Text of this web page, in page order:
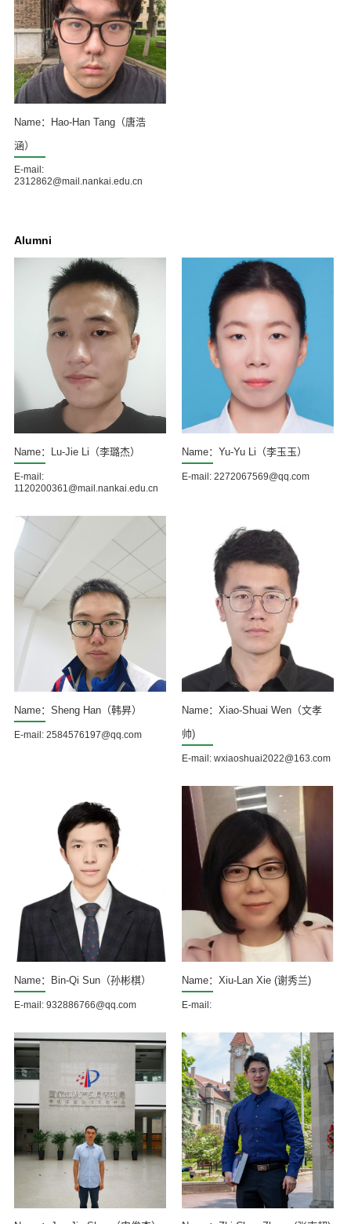
Name：Hao-Han Tang（唐浩
涵）
E-mail:
2312862@mail.nankai.edu.cn
Alumni
Name：Lu-Jie Li（李璐杰）
E-mail:
1120200361@mail.nankai.edu.cn
Name：Yu-Yu Li（李玉玉）
E-mail: 2272067569@qq.com
Name：Sheng Han（韩昇）
E-mail: 2584576197@qq.com
Name：Xiao-Shuai Wen（文孝
帅)
E-mail: wxiaoshuai2022@163.com
Name：Bin-Qi Sun（孙彬棋）
E-mail: 932886766@qq.com
Name：Xiu-Lan Xie (谢秀兰)
E-mail: